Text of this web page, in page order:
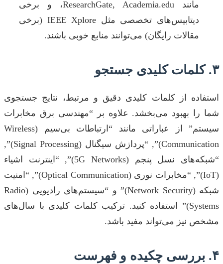
مانند ResearchGate, Academia.edu، و برخی
دیتابیس‌های تخصصی مثل IEEE Xplore (برخی
مقالات رایگان) می‌توانند منابع خوبی باشند.
۳. کلمات کلیدی جستجو
استفاده از کلمات کلیدی دقیق و مرتبط، نتایج جستجوی
شما را بهبود می‌بخشد. علاوه بر “مهندسی برق مخابرات
سیستم” از عباراتی مانند “ارتباطات بی‌سیم (Wireless
Communication)”, “پردازش سیگنال (Signal Processing)”,
“شبکه‌های نسل پنجم (5G Networks)”, “اینترنت اشیاء
(IoT)”, “مخابرات نوری (Optical Communication)”, “امنیت
شبکه (Network Security)” و “سیستم‌های رادیویی (Radio
Systems)” استفاده کنید. ترکیب کلمات کلیدی با سال‌های
مشخص نیز می‌تواند مفید باشد.
۴. بررسی چکیده و فهرست